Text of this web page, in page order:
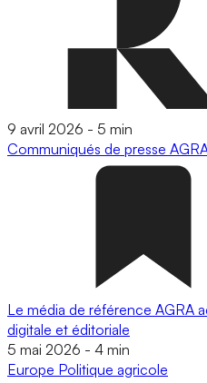
9 avril 2026 - 5 min
Communiqués de presse
Le média de référence AGRA
digitale et éditoriale
5 mai 2026 - 4 min
Europe Politique agricole